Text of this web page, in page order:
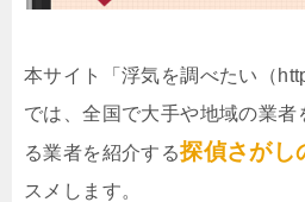
本サイト「浮気を調べたい（
では、全国で大手や地域の業者
る業者を紹介する探偵さがし
スメします。